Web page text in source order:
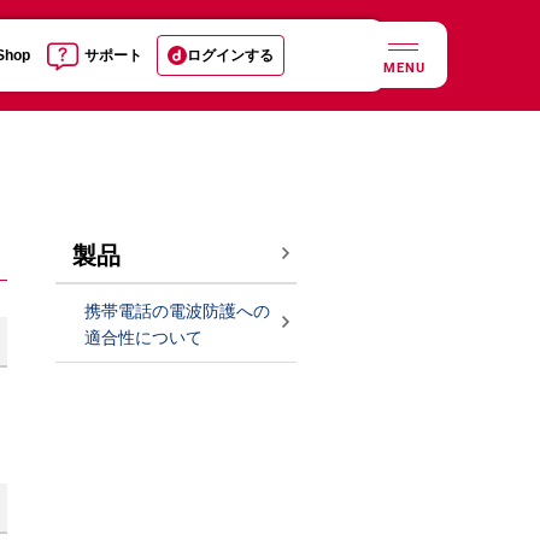
サポート ログインする
MENU
製品
携帯電話の電波防護への
適合性について